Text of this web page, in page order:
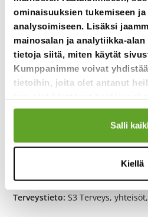
ominaisuuksien tukemiseen ja
analysoimiseen. Lisäksi
mainosalan ja analytiikka-
tietoja siitä, miten käytät
Kumppanimme voivat
tietoihin, joita olet antanut
Salli
Kiellä
kuvailla mahdollisia
perheeseensä ja
kouluruokaa ei tarjottaisi.
Pulmakornerin
Yläkoulun OPS-
Terveystieto: S3 Terveys,